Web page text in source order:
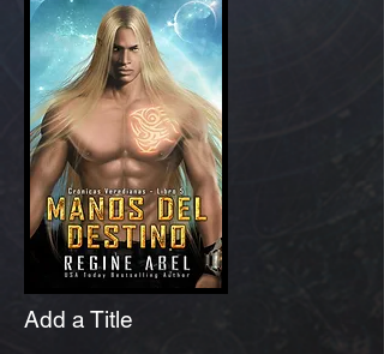
Add a Title